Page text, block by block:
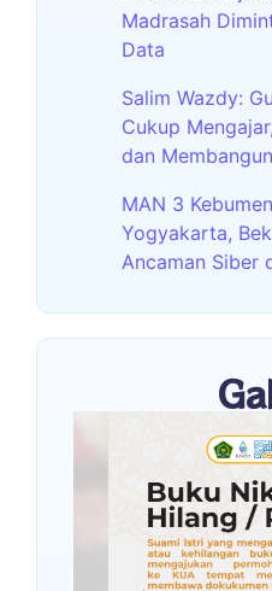
Madrasah
Data
Salim Wazdy:
Cukup
dan
MAN 3
Yogyakarta,
Ancaman Siber